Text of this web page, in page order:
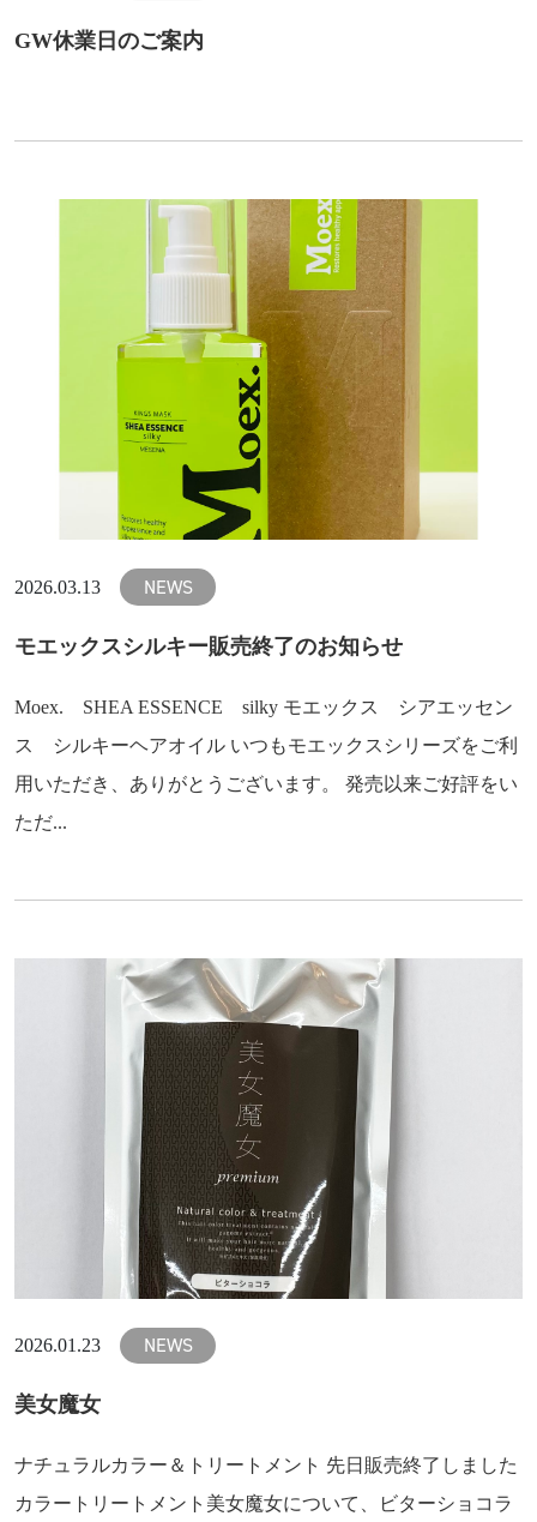
GW休業日のご案内
2026.03.13 NEWS
モエックスシルキー販売終了のお知らせ
Moex. SHEA ESSENCE silky モエックス シアエッセン
ス シルキーヘアオイル いつもモエックスシリーズをご利
用いただき、ありがとうございます。 発売以来ご好評をい
ただ...
2026.01.23 NEWS
美女魔女
ナチュラルカラー＆トリートメント 先日販売終了しました
カラートリートメント美女魔女について、ビターショコラ